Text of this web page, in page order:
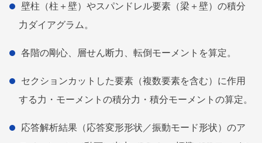
壁柱（柱＋壁）やスパンドレル要素（梁＋壁）の積分
力ダイアグラム。
各階の剛心、層せん断力、転倒モーメントを算定。
セクションカットした要素（複数要素を含む）に作用
する力・モーメントの積分力・積分モーメントの算定。
応答解析結果（応答変形形状／振動モード形状）のア